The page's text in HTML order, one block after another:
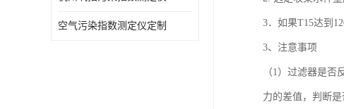
空气污染指数测定仪定制 3．如果T15达到
3、注意事项
（1）过滤器是
力的差值，判断